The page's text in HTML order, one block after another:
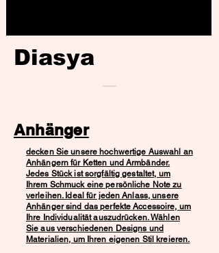
Diasya
Anhänger
decken Sie unsere hochwertige Auswahl an
Anhängern für Ketten und Armbänder.
Jedes Stück ist sorgfältig gestaltet, um
Ihrem Schmuck eine persönliche Note zu
verleihen. Ideal für jeden Anlass, unsere
Anhänger sind das perfekte Accessoire, um
Ihre Individualität auszudrücken. Wählen
Sie aus verschiedenen Designs und
Materialien, um Ihren eigenen Stil kreieren.